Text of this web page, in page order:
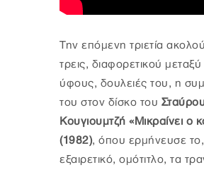
Την επόμενη τριετία
τρεις, διαφορετικού
ύφους, δουλειές του, η
του στον δίσκο του
Κουγιουμτζή «Μικραίνει ο
(1982), όπου ερμήνευσε το,
εξαιρετικό, ομότιτλο, τα